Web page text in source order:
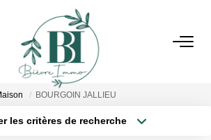
ACHETER
BOURGOIN JALLIEU
les critères de recherche